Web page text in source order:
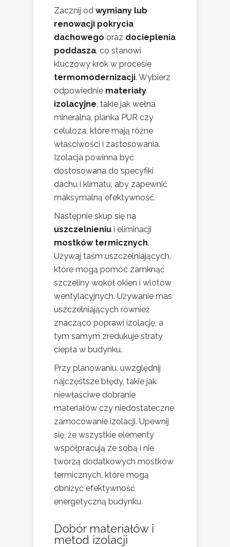
Zacznij od wymiany lub
renowacji pokrycia
dachowego oraz docieplenia
poddasza , co stanowi
kluczowy krok w procesie
termomodernizacji. Wybierz
odpowiednie materiały
izolacyjne , takie jak wełna
mineralna, pianka PUR czy
celuloza, które mają różne
właściwości i zastosowania.
Izolacja powinna być
dostosowana do specyfiki
dachu i klimatu, aby zapewnić
maksymalną efektywność.
Następnie skup się na
uszczelnieniu i eliminacji
mostków termicznych.
Używaj taśm uszczelniających,
które mogą pomóc zamknąć
szczeliny wokół okien i wlotów
wentylacyjnych. Używanie mas
uszczelniających również
znacząco poprawi izolację, a
tym samym zredukuje straty
ciepła w budynku.
Przy planowaniu, uwzględnij
najczęstsze błędy, takie jak
niewłaściwe dobranie
materiałów czy niedostateczne
zamocowanie izolacji. Upewnij
się, że wszystkie elementy
współpracują ze sobą i nie
tworzą dodatkowych mostków
termicznych, które mogą
obniżyć efektywność
energetyczną budynku.
Dobór materiałów i
metod izolacji